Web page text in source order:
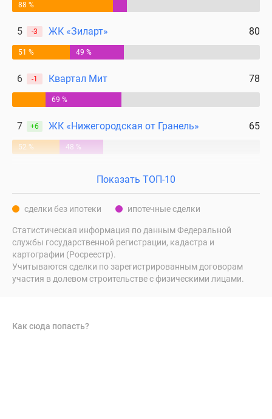
88 %
5 -3 ЖК «Зиларт» 80
51 % 49 %
6 -1 Квартал Мит 78
69 %
7 +6 ЖК «Нижегородская от Гранель» 65
52 % 48 %
Показать ТОП-10
сделки без ипотеки ипотечные сделки
Статистическая информация по данным Федеральной
службы государственной регистрации, кадастра и
картографии (Росреестр).
Учитываются сделки по зарегистрированным договорам
участия в долевом строительстве с физическими лицами.
Как сюда попасть?